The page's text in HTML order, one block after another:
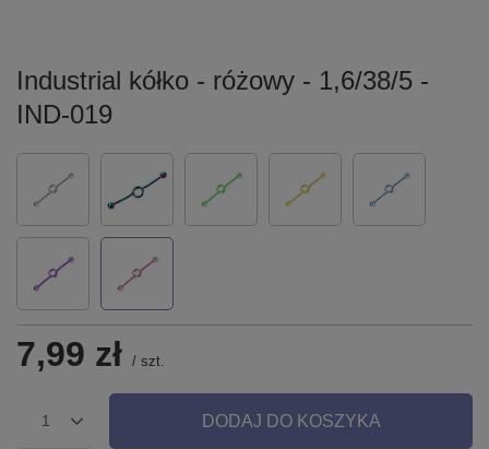
Industrial kółko - różowy - 1,6/38/5 -
IND-019
7,99 zł / szt.
1 DODAJ DO KOSZYKA